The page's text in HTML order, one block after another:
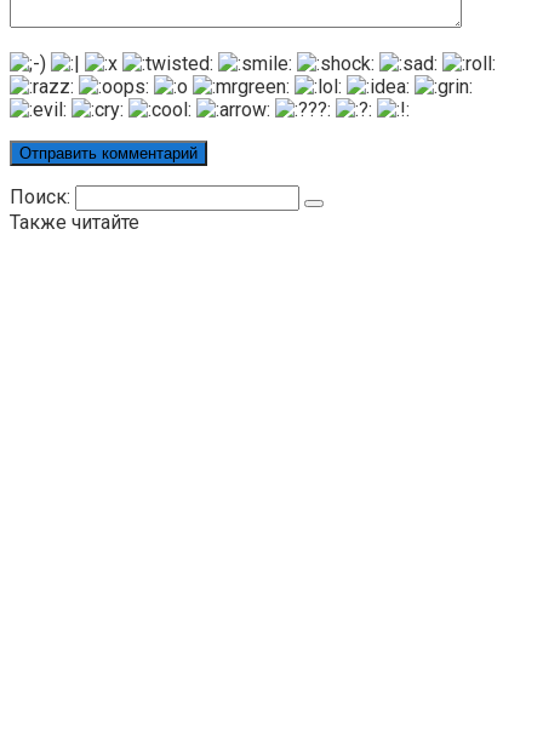
Поиск:
Также читайте